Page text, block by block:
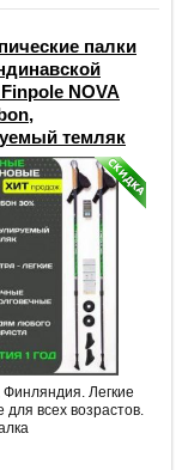
палки
NOVA
темляк
Легкие
для всех возрастов.